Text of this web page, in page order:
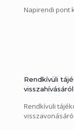
Napirendi pont
Rendkívüli
visszahívásáról
Rendkívüli